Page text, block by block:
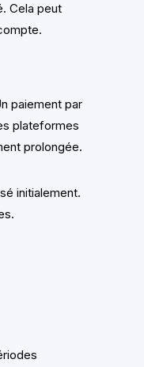
Cela peut
paiement par
plateformes
prolongée.
initialement.